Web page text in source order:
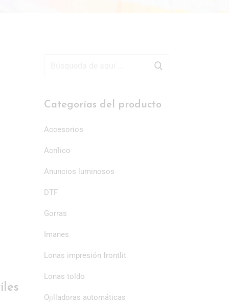
Categorías del producto
Accesorios
Acrílico
Anuncios luminosos
DTF
Gorras
Imanes
Lonas impresión frontlit
Lonas toldo
Ojilladoras automáticas